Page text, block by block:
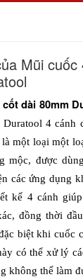
Mũi cuốc
dài 80mm
4 cánh
một loại một
mộc, được
các ứng dụng
kế 4 cánh
đồng thời
biệt khi cuốc
có thể xử lý
không thể làm